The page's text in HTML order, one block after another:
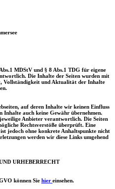
MDStV und § 8 Abs.1 TDG für eigene
Die Inhalte der Seiten wurden mit
und Aktualität der Inhalte
auf deren Inhalte wir keinen Einfluss
Inhalte auch keine Gewähr übernehmen.
Anbieter verantwortlich. Die Seiten
Rechtsverstöße überprüft. Eine
jedoch ohne konkrete Anhaltspunkte nicht
werden wir diese Links umgehend
URHEBERRECHT
können Sie hier einsehen.